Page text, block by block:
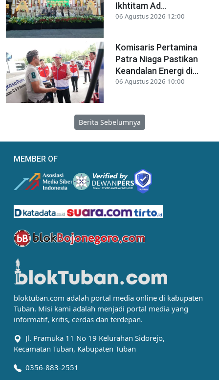
Ikhtitam Ad...
06 Agustus 2026 12:00
Komisaris Pertamina
Patra Niaga Pastikan
Keandalan Energi di...
06 Agustus 2026 10:00
Berita Sebelumnya
MEMBER OF
bloktuban.com adalah portal media online di kabupaten
Tuban. Misi kami adalah menjadi portal media yang
informatif, kritis, cerdas dan terdepan.
Jl. Pramuka 11 No 19 Kelurahan Sidorejo,
Kecamatan Tuban, Kabupaten Tuban
0356-883-2551